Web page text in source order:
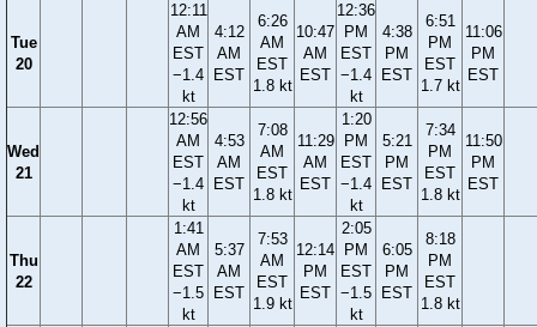
Tue
20
12:11
AM
EST
−1.4
kt
4:12
AM
EST
6:26
AM
EST
1.8 kt
10:47
AM
EST
12:36
PM
EST
−1.4
kt
4:38
PM
EST
6:51
PM
EST
1.7 kt
11:06
PM
EST
Wed
21
12:56
AM
EST
−1.4
kt
4:53
AM
EST
7:08
AM
EST
1.8 kt
11:29
AM
EST
1:20
PM
EST
−1.4
kt
5:21
PM
EST
7:34
PM
EST
1.8 kt
11:50
PM
EST
Thu
22
1:41
AM
EST
−1.5
kt
5:37
AM
EST
7:53
AM
EST
1.9 kt
12:14
PM
EST
2:05
PM
EST
−1.5
kt
6:05
PM
EST
8:18
PM
EST
1.8 kt